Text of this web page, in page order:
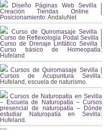
Diseño Páginas Web Sevilla |
Creación Tiendas Online |
Posicionamiento:AndaluNet
Curso de Quiromasaje Sevilla |
Curso de Reflexología Podal Sevilla |
Curso de Drenaje Linfático Sevilla |
Curso básico de Homeopatía:
Hufeland
Cursos de Quiromasaje Sevilla |
Cursos de Acupuntura Sevilla:
Hufeland, escuela de naturismo.
Cursos de Naturopatia en Sevilla
– Escuela de Naturopatía – Cursos
presencial de naturopatía – Dónde
estudiar Naturopatía en Sevilla:
Hufeland.